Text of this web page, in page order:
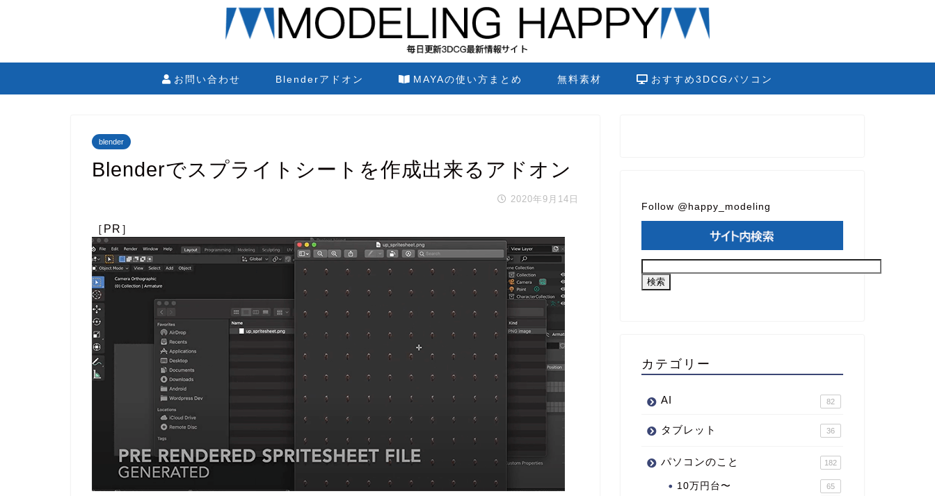
お問い合わせ Blenderアドオン MAYAの使い方まとめ 無料素材 おすすめ3DCGパソコン
blender
Blenderでスプライトシートを作成出来るアドオン
2020年9月14日
［PR］
Follow @happy_modeling
カテゴリー
AI 82
タブレット 36
パソコンのこと 182
10万円台〜 65